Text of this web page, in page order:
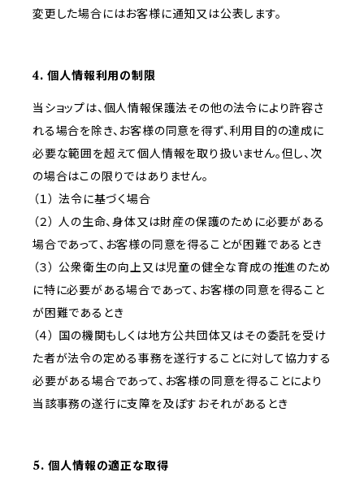
変更した場合にはお客様に通知又は公表します。
4. 個人情報利用の制限
当ショップは、個人情報保護法その他の法令により許容さ
れる場合を除き、お客様の同意を得ず、利用目的の達成に
必要な範囲を超えて個人情報を取り扱いません。但し、次
の場合はこの限りではありません。
（１） 法令に基づく場合
（２） 人の生命、身体又は財産の保護のために必要がある
場合であって、お客様の同意を得ることが困難であるとき
（３） 公衆衛生の向上又は児童の健全な育成の推進のため
に特に必要がある場合であって、お客様の同意を得ること
が困難であるとき
（４） 国の機関もしくは地方公共団体又はその委託を受け
た者が法令の定める事務を遂行することに対して協力する
必要がある場合であって、お客様の同意を得ることにより
当該事務の遂行に支障を及ぼすおそれがあるとき
5. 個人情報の適正な取得